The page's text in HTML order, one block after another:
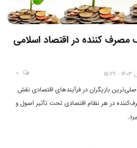
کننده در اقتصاد اسلامی
0
بازیگران در فرآیندهای اقتصادی نقش
در هر نظام اقتصادی تحت تأثیر اصول و